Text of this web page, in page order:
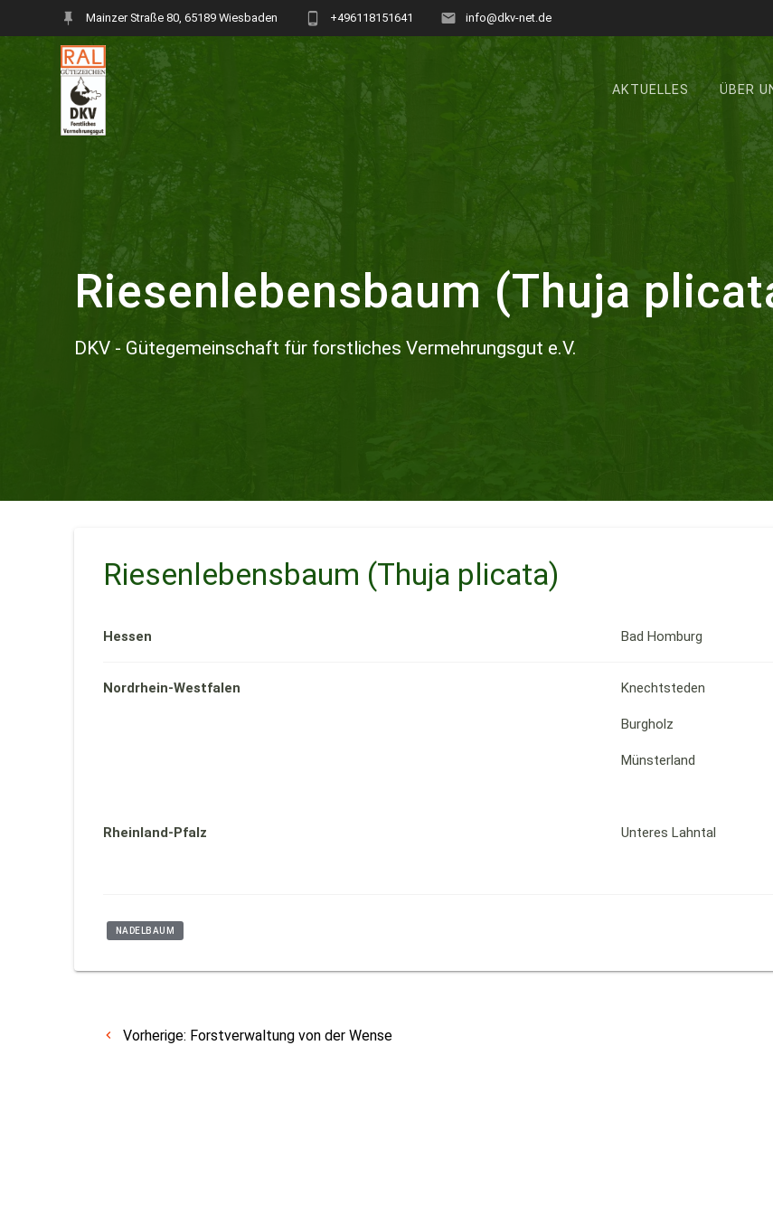
Mainzer Straße 80, 65189 Wiesbaden +496118151641 info@dkv-net.de
AKTUELLES ÜBER
Riesenlebensbaum (Thuja
DKV - Gütegemeinschaft für forstliches Vermehrungsgut e.V.
Riesenlebensbaum (Thuja plicata)
Hessen Bad Homburg
Nordrhein-Westfalen
Rheinland-Pfalz
Knechtsteden
Burgholz
Münsterland
Unteres Lahntal
NADELBAUM
Vorherige: Forstverwaltung von der Wense